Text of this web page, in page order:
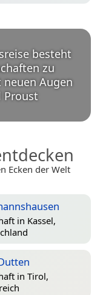
besteht
zu
Augen
Proust
Ecken der Welt
in Kassel,
in Tirol,